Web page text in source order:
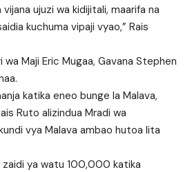
ujuzi wa kidijitali, maarifa na
kuchuma vipaji vyao,” Rais
wa Maji Eric Mugaa, Gavana Stephen
katika eneo bunge la Malava,
Ruto alizindua Mradi wa
vya Malava ambao hutoa lita
zaidi ya watu 100,000 katika